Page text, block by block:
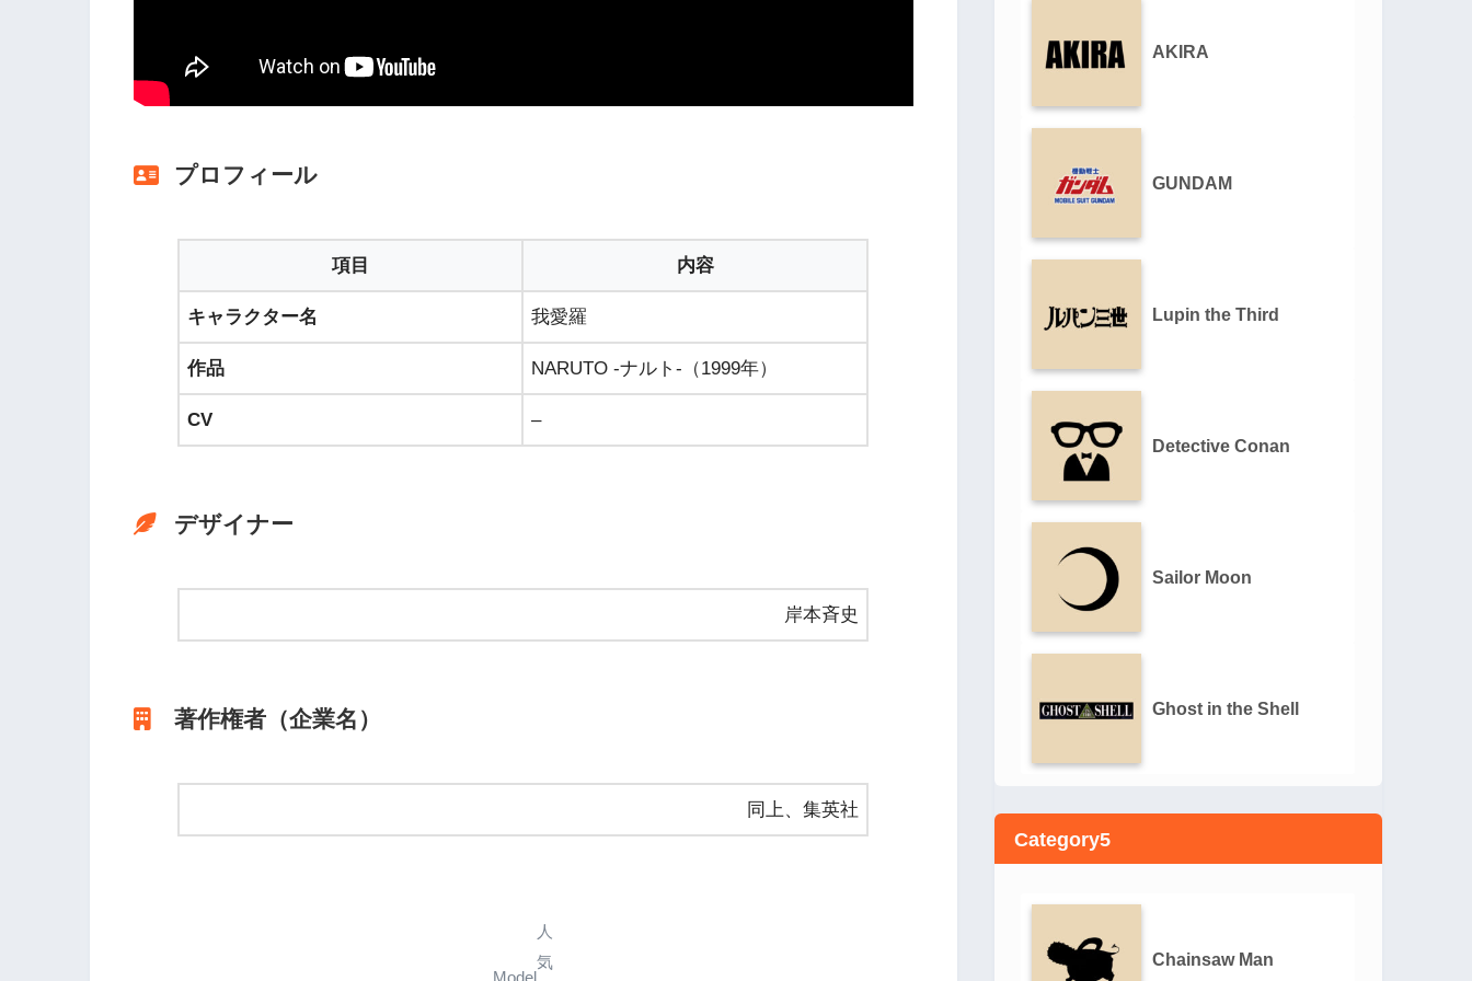
プロフィール
項目 内容
キャラクター名 我愛羅
作品 NARUTO -ナルト-（1999年）
CV –
デザイナー
岸本斉史
著作権者（企業名）
同上、集英社
人
気
AKIRA
GUNDAM
Lupin the Third
Detective Conan
Sailor Moon
Ghost in the Shell
Category5
Chainsaw Man